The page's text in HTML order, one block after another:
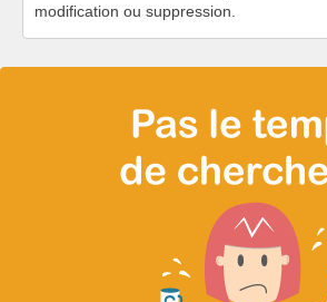
modification ou suppression.